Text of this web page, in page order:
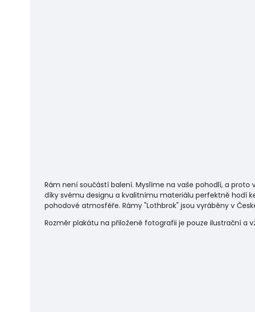
Rám není součástí balení. Myslíme na vaše pohodlí, a
díky svému designu a kvalitnímu materiálu perfektně hodí
pohodové atmosféře. Rámy "Lothbrok" jsou vyráběny v
Rozměr plakátu na přiložené fotografii je pouze ilustrační a